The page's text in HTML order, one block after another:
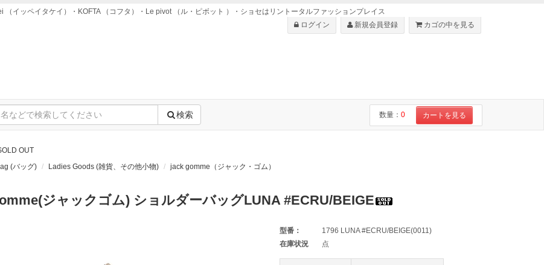
イッペイタケイ）・KOFTA （コフタ）・Le pivot （ル・ピボット ）・ショセはリントータルファッションプレイス
ログイン
新規会員登録 カゴの中を見る
検索 数量： 0 カートを見る
OUT
(バッグ)
Ladies Goods (雑貨、その他小物) jack gomme（ジャック・ゴム）
ジャックゴム) ショルダーバッグLUNA #ECRU/BEIGE
型番：
1796 LUNA #ECRU/BEIGE(0011)
在庫状況
点